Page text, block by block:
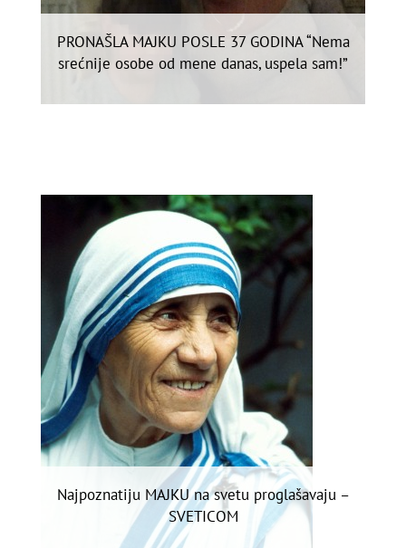
PRONAŠLA MAJKU POSLE 37 GODINA “Nema
srećnije osobe od mene danas, uspela sam!”
Najpoznatiju MAJKU na svetu proglašavaju –
SVETICOM